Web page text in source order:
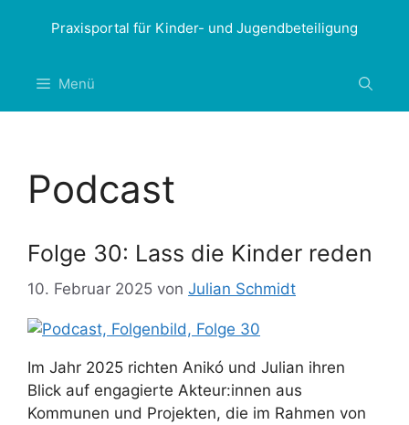
Praxisportal für Kinder- und Jugendbeteiligung
Menü
Podcast
Folge 30: Lass die Kinder reden
10. Februar 2025 von Julian Schmidt
Im Jahr 2025 richten Anikó und Julian ihren
Blick auf engagierte Akteur:innen aus
Kommunen und Projekten, die im Rahmen von